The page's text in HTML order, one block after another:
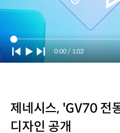
Current
Time
0:00 / Duration
1:02
제네시스, 'GV70 전
디자인 공개